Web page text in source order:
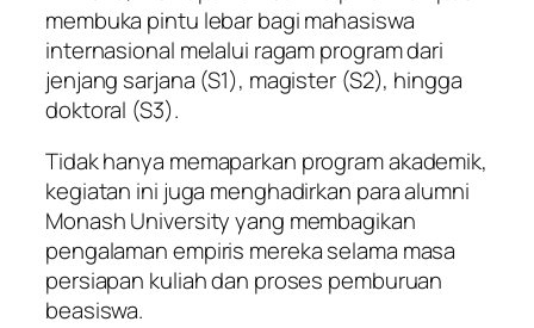
membuka pintu lebar bagi mahasiswa
internasional melalui ragam program dari
jenjang sarjana (S1), magister (S2), hingga
doktoral (S3).
Tidak hanya memaparkan program akademik,
kegiatan ini juga menghadirkan para alumni
Monash University yang membagikan
pengalaman empiris mereka selama masa
persiapan kuliah dan proses pemburuan
beasiswa.